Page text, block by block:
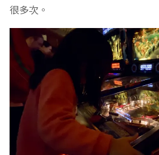
很多次。